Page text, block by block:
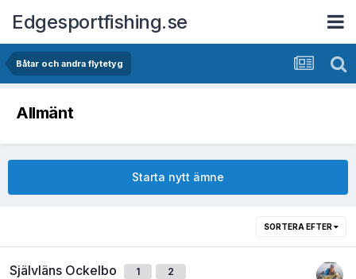
Edgesportfishing.se
Båtar och andra flytetyg
Allmänt
Starta nytt ämne
SORTERA EFTER
Självläns Ockelbo 1 2